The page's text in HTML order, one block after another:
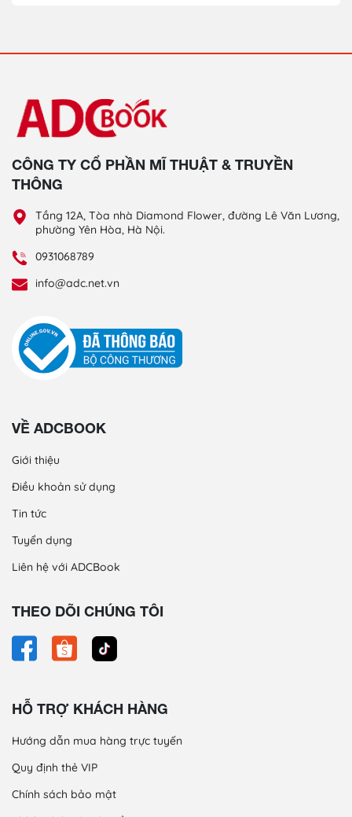
CÔNG TY CỔ PHẦN MĨ THUẬT & TRUYỀN
THÔNG
Tầng 12A, Tòa nhà Diamond Flower, đường Lê Văn Lương,
phường Yên Hòa, Hà Nội.
0931068789
info@adc.net.vn
VỀ ADCBOOK
Giới thiệu
Điều khoản sử dụng
Tin tức
Tuyển dụng
Liên hệ với ADCBook
THEO DÕI CHÚNG TÔI
HỖ TRỢ KHÁCH HÀNG
Hướng dẫn mua hàng trực tuyến
Quy định thẻ VIP
Chính sách bảo mật